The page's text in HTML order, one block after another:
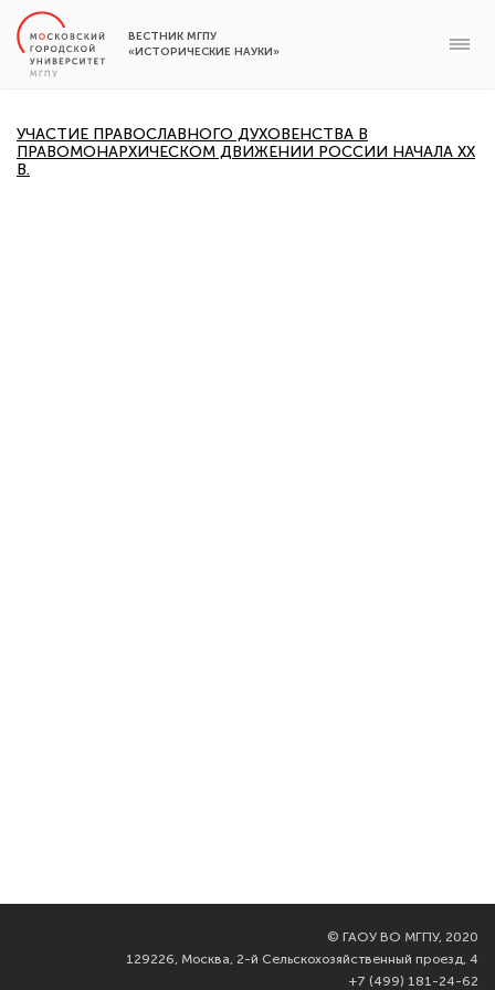
ВЕСТНИК МГПУ
«ИСТОРИЧЕСКИЕ НАУКИ»
УЧАСТИЕ ПРАВОСЛАВНОГО ДУХОВЕНСТВА В
ПРАВОМОНАРХИЧЕСКОМ ДВИЖЕНИИ РОССИИ НАЧАЛА XX
В.
© ГАОУ ВО МГПУ, 2020
129226, Москва, 2-й Сельскохозяйственный проезд, 4
+7 (499) 181-24-62